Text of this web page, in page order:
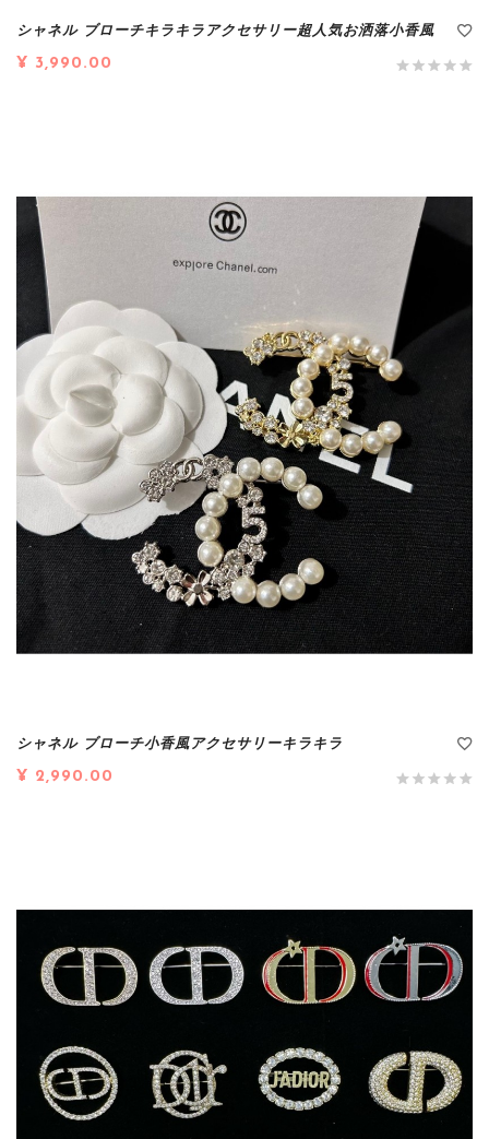
シャネル ブローチキラキラアクセサリー超人気お洒落小香風
¥ 3,990.00
シャネル ブローチ小香風アクセサリーキラキラ
¥ 2,990.00